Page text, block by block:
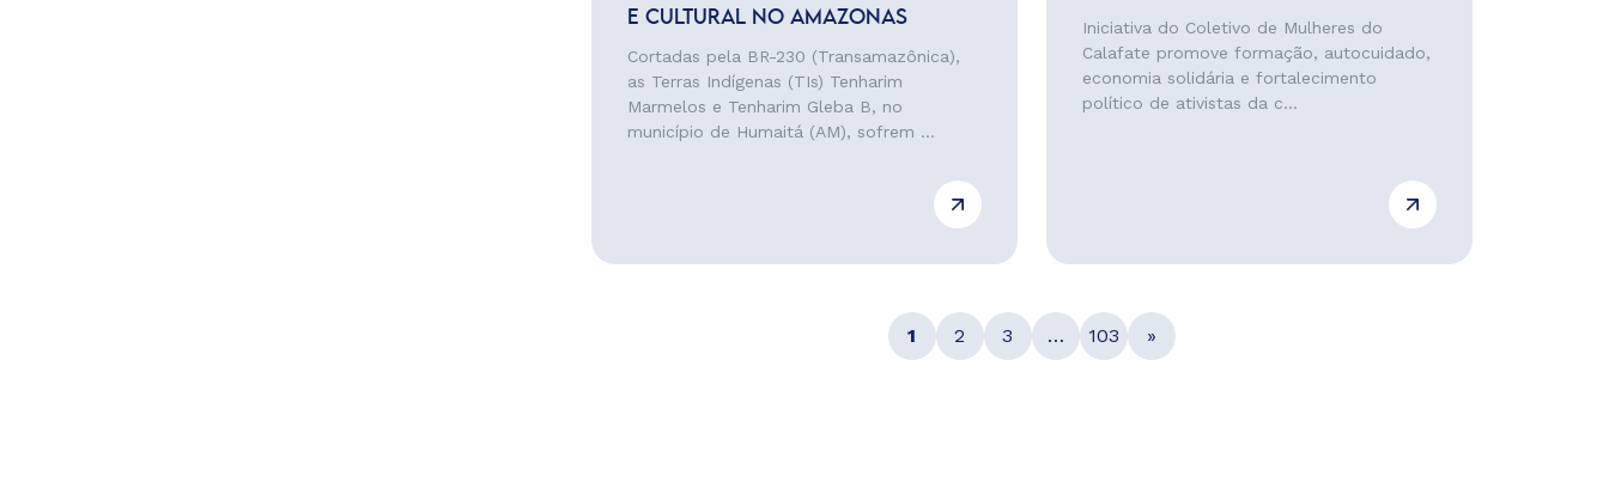
E CULTURAL NO AMAZONAS
Cortadas pela BR-230 (Transamazônica),
as Terras Indígenas (TIs) Tenharim
Marmelos e Tenharim Gleba B, no
município de Humaitá (AM), sofrem ...
Iniciativa do Coletivo de Mulheres do
Calafate promove formação, autocuidado,
economia solidária e fortalecimento
político de ativistas da c...
1 2 3 … 103 »